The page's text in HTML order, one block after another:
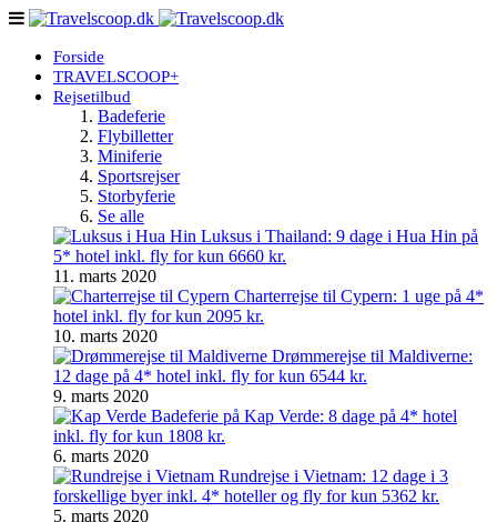
Forside
TRAVELSCOOP+
Rejsetilbud
Badeferie
Flybilletter
Miniferie
Sportsrejser
Storbyferie
Se alle
Luksus i Thailand: 9 dage i Hua Hin på
5* hotel inkl. fly for kun 6660 kr.
11. marts 2020
Charterrejse til Cypern: 1 uge på 4*
hotel inkl. fly for kun 2095 kr.
10. marts 2020
Drømmerejse til Maldiverne:
12 dage på 4* hotel inkl. fly for kun 6544 kr.
9. marts 2020
Badeferie på Kap Verde: 8 dage på 4* hotel
inkl. fly for kun 1808 kr.
6. marts 2020
Rundrejse i Vietnam: 12 dage i 3
forskellige byer inkl. 4* hoteller og fly for kun 5362 kr.
5. marts 2020